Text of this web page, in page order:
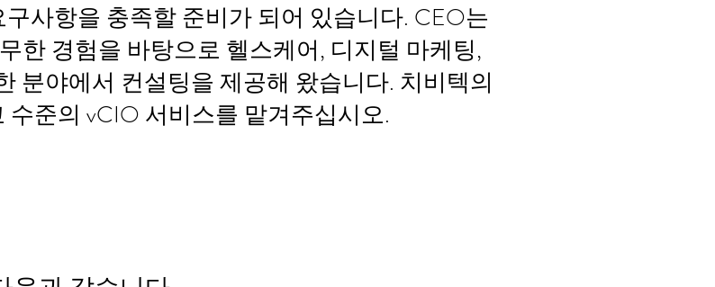
사항을 충족할 준비가 되어 있습니다. CEO는
한 경험을 바탕으로 헬스케어, 디지털 마케팅,
분야에서 컨설팅을 제공해 왔습니다. 치비텍의
준의 vCIO 서비스를 맡겨주십시오.